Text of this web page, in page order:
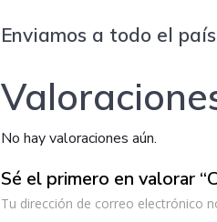
Enviamos a todo el país
No hay valoraciones aún.
Sé el primero en valorar
Tu dirección de correo electrónico